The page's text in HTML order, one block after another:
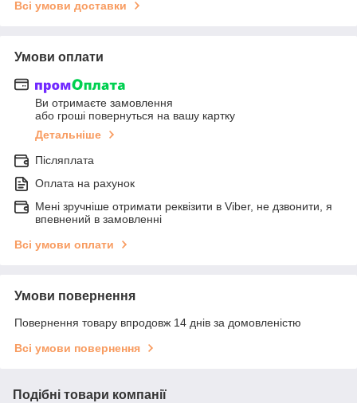
Всі умови доставки
Умови оплати
Ви отримаєте замовлення
або гроші повернуться на вашу картку
Детальніше
Післяплата
Оплата на рахунок
Мені зручніше отримати реквізити в Viber, не дзвонити, я
впевнений в замовленні
Всі умови оплати
Умови повернення
Повернення товару впродовж 14 днів за домовленістю
Всі умови повернення
Подібні товари компанії